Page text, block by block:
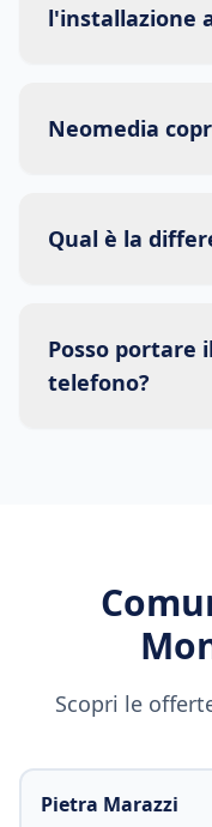
l'installazione
Neomedia
Qual è la
Posso portare
telefono?
Scopri le
Pietra Marazzi